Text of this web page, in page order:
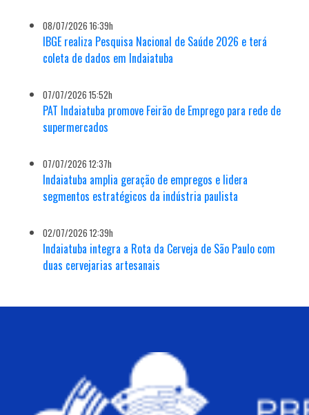
08/07/2026 16:39h
IBGE realiza Pesquisa Nacional de Saúde 2026 e terá
coleta de dados em Indaiatuba
07/07/2026 15:52h
PAT Indaiatuba promove Feirão de Emprego para rede de
supermercados
07/07/2026 12:37h
Indaiatuba amplia geração de empregos e lidera
segmentos estratégicos da indústria paulista
02/07/2026 12:39h
Indaiatuba integra a Rota da Cerveja de São Paulo com
duas cervejarias artesanais